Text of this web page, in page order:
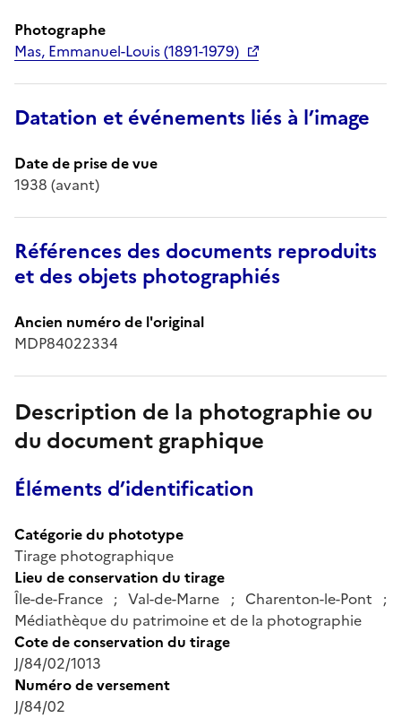
Photographe
Mas, Emmanuel-Louis (1891-1979)
Datation et événements liés à l’image
Date de prise de vue
1938 (avant)
Références des documents reproduits
et des objets photographiés
Ancien numéro de l'original
MDP84022334
Description de la photographie ou
du document graphique
Éléments d’identification
Catégorie du phototype
Tirage photographique
Lieu de conservation du tirage
Île-de-France ; Val-de-Marne ; Charenton-le-Pont ;
Médiathèque du patrimoine et de la photographie
Cote de conservation du tirage
J/84/02/1013
Numéro de versement
J/84/02